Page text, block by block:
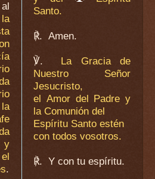
.
Santo.
℟. Amen.
℣.
La Gracia de
Nuestro Señor
Jesucristo,
el Amor del Padre y
la Comunión del
Espíritu Santo estén
con todos vosotros.
℟. Y con tu espíritu.